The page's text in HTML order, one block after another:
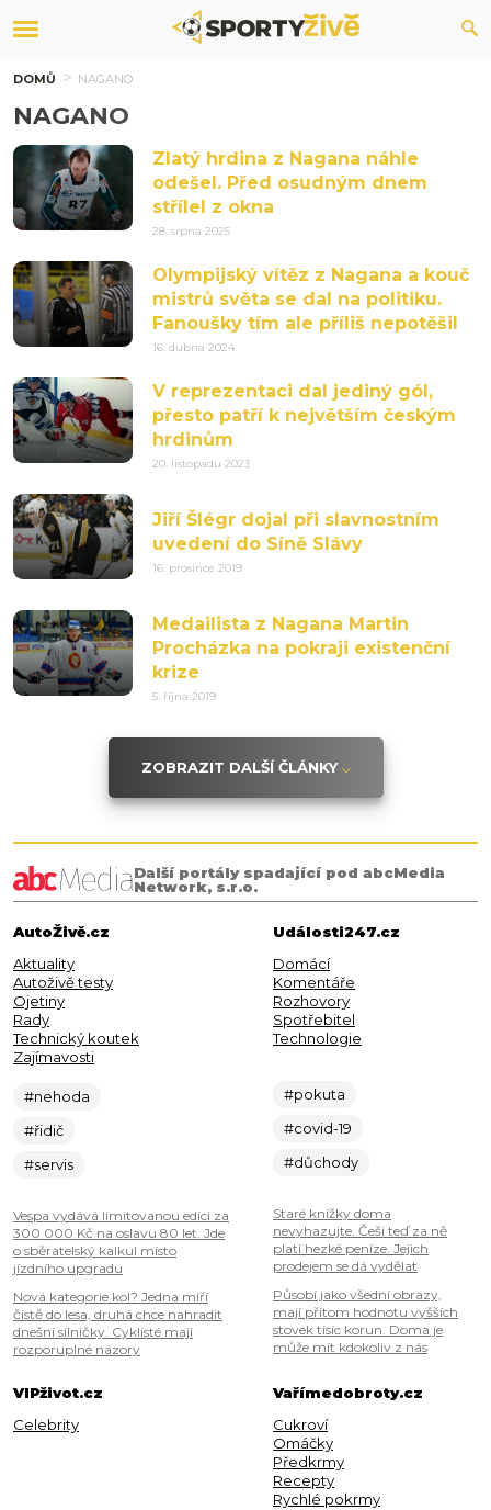
DOMŮ NAGANO
NAGANO
Zlatý hrdina z Nagana náhle
odešel. Před osudným dnem
střílel z okna
28. srpna 2025
Olympijský vítěz z Nagana a kouč
mistrů světa se dal na politiku.
Fanoušky tím ale příliš nepotěšil
16. dubna 2024
V reprezentaci dal jediný gól,
přesto patří k největším českým
hrdinům
20. listopadu 2023
Jiří Šlégr dojal při slavnostním
uvedení do Síně Slávy
16. prosince 2019
Medailista z Nagana Martin
Procházka na pokraji existenční
krize
5. října 2019
ZOBRAZIT DALŠÍ ČLÁNKY
Další portály spadající pod abcMedia
Network, s.r.o.
AutoŽivě.cz
Aktuality
Autoživě testy
Ojetiny
Rady
Technický koutek
Zajímavosti
#nehoda
#řidič
#servis
Vespa vydává limitovanou edici za
300 000 Kč na oslavu 80 let. Jde
o sběratelský kalkul místo
jízdního upgradu
Nová kategorie kol? Jedna míří
čistě do lesa, druhá chce nahradit
dnešní silničky. Cyklisté mají
rozporuplné názory
Události247.cz
Domácí
Komentáře
Rozhovory
Spotřebitel
Technologie
#pokuta
#covid-19
#důchody
Staré knížky doma
nevyhazujte. Češi teď za ně
platí hezké peníze. Jejich
prodejem se dá vydělat
Působí jako všední obrazy,
mají přitom hodnotu vyšších
stovek tisíc korun. Doma je
může mít kdokoliv z nás
VIPživot.cz
Celebrity
Vařímedobroty.cz
Cukroví
Omáčky
Předkrmy
Recepty
Rychlé pokrmy